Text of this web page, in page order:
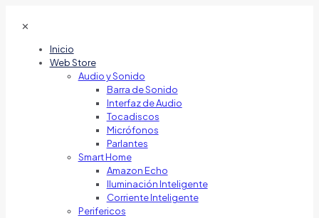
✕
Inicio
Web Store
Audio y Sonido
Barra de Sonido
Interfaz de Audio
Tocadiscos
Micrófonos
Parlantes
Smart Home
Amazon Echo
Iluminación Inteligente
Corriente Inteligente
Perifericos